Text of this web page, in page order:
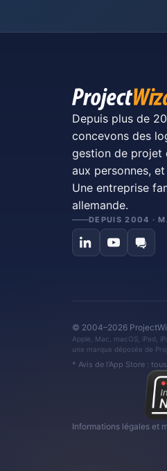
Depuis plus de
concevons des
gestion de projet
aux personnes,
Une entreprise
allemande.
DEPUIS 2004 ·
© 2004–2026
Apple, Mac, macOS, iPad,
une marque déposée de
* Avis de l'App Store :
Informations légales et